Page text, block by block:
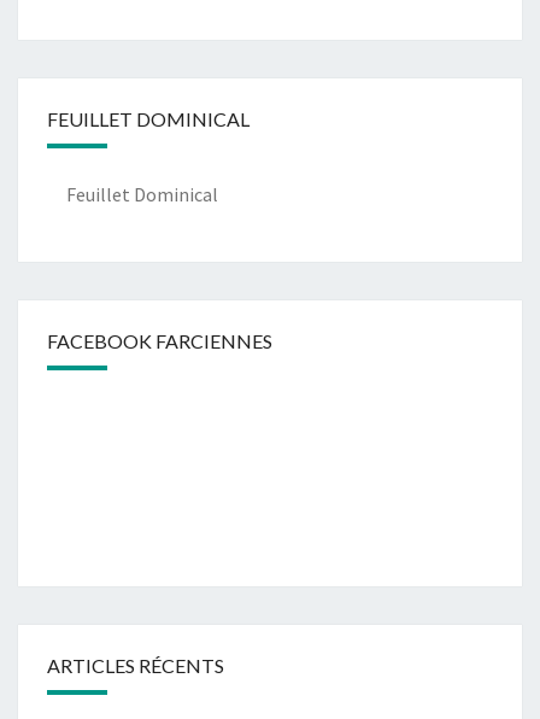
FEUILLET DOMINICAL
Feuillet Dominical
FACEBOOK FARCIENNES
ARTICLES RÉCENTS